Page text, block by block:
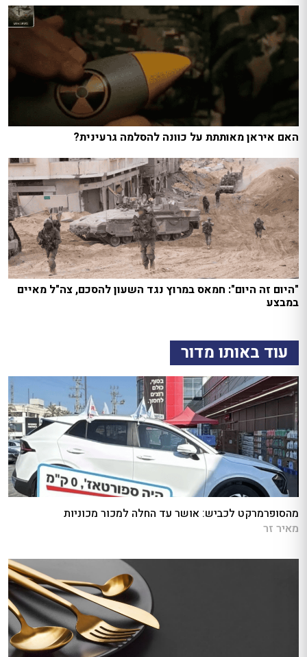
האם איראן מאותתת על כוונה להסלמה גרעינית?
"היום זה היום": חמאס במרוץ נגד השעון להסכם, צה"ל מאיים
במבצע
עוד באותו מדור
מהסופרמרקט לכביש: אושר עד החלה למכור מכוניות
מאיר זר